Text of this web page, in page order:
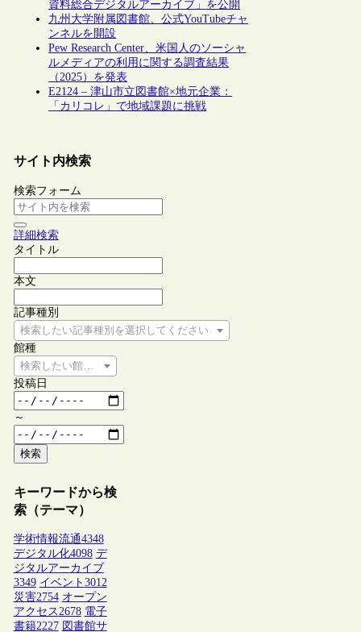
資料総合デジタルアーカイブ」を公開
九州大学附属図書館、公式YouTubeチャ
ンネルを開設
Pew Research Center、米国人のソーシャ
ルメディアの利用に関する調査結果
（2025）を発表
E2124 – 津山市立図書館×地元企業：
「カリコレ」で地域課題に挑戦
サイト内検索
検索フォーム
詳細検索
タイトル
本文
記事種別
検索したい記事種別を選択してください
館種
検索したい館種を選択してください
投稿日
～
検索
キーワードから検
索（テーマ）
学術情報流通4348
デジタル化4098 デ
ジタルアーカイブ
3349 イベント 3012
災害2754 オープン
アクセス2678 電子
書籍2227 図書館サ